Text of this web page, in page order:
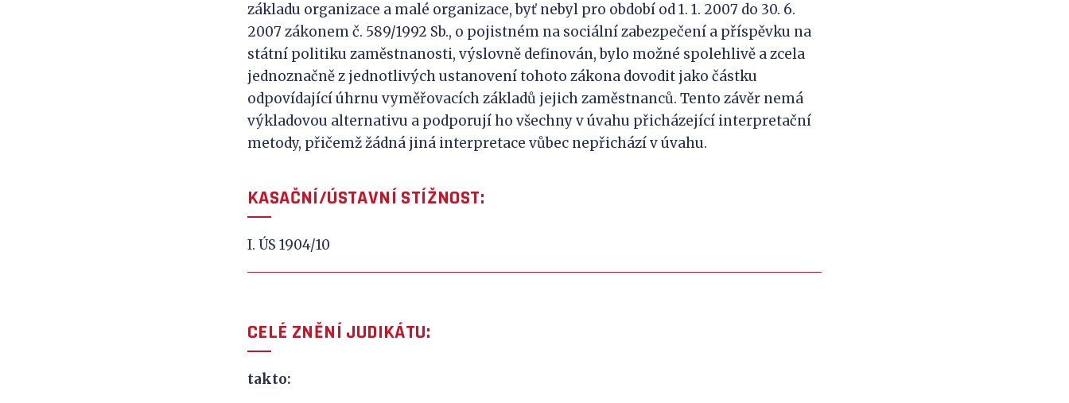
základu organizace a malé organizace, byť nebyl pro období od 1. 1. 2007 do 30. 6.
2007 zákonem č. 589/1992 Sb., o pojistném na sociální zabezpečení a příspěvku na
státní politiku zaměstnanosti, výslovně definován, bylo možné spolehlivě a zcela
jednoznačně z jednotlivých ustanovení tohoto zákona dovodit jako částku
odpovídající úhrnu vyměřovacích základů jejich zaměstnanců. Tento závěr nemá
výkladovou alternativu a podporují ho všechny v úvahu přicházející interpretační
metody, přičemž žádná jiná interpretace vůbec nepřichází v úvahu.
KASAČNÍ/ÚSTAVNÍ STÍŽNOST:
I. ÚS 1904/10
CELÉ ZNĚNÍ JUDIKÁTU:
takto: